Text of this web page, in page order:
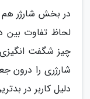
در بخش شارژر
لحاظ تفاوت بین
چیز شگفت
شارژری را درون